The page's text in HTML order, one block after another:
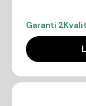
Garanti 2